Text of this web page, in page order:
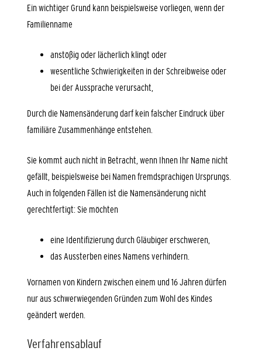
Ein wichtiger Grund kann beispielsweise vorliegen, wenn der
Familienname
anstößig oder lächerlich klingt oder
wesentliche Schwierigkeiten in der Schreibweise oder
bei der Aussprache verursacht,
Durch die Namensänderung darf kein falscher Eindruck über
familiäre Zusammenhänge entstehen.
Sie kommt auch nicht in Betracht, wenn Ihnen Ihr Name nicht
gefällt, beispielsweise bei Namen fremdsprachigen Ursprungs.
Auch in folgenden Fällen ist die Namensänderung nicht
gerechtfertigt: Sie möchten
eine Identifizierung durch Gläubiger erschweren,
das Aussterben eines Namens verhindern.
Vornamen von Kindern zwischen einem und 16 Jahren dürfen
nur aus schwerwiegenden Gründen zum Wohl des Kindes
geändert werden.
Verfahrensablauf